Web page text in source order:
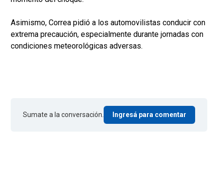
Asimismo, Correa pidió a los automovilistas conducir con
extrema precaución, especialmente durante jornadas con
condiciones meteorológicas adversas.
Sumate a la conversación. Ingresá para comentar